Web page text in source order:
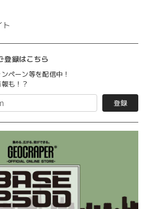
ト
登録はこちら
ペーン等を配信中！
も！？
登録